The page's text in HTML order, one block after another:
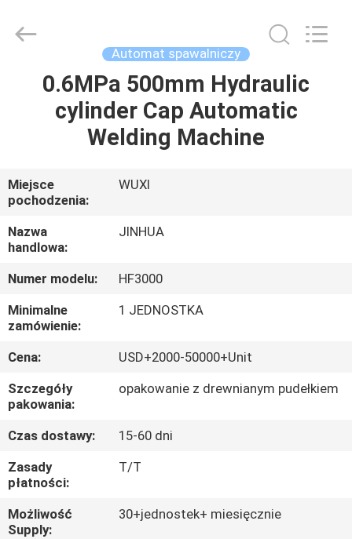
DOM
PRODUKTY
O
NAS
WYCIECZKA
PO
FABRYCE
KONTROLA
JAKOŚCI
SKONTAKTUJ
SIĘ
Z
NAMI
Copyright
(QINGDAO)
TECHNOLOGY
Automat spawalniczy
0.6MPa 500mm Hydraulic
cylinder Cap Automatic
Welding Machine
Miejsce
pochodzenia:
WUXI
Nazwa
handlowa:
JINHUA
Numer modelu:
HF3000
Minimalne
zamówienie:
1 JEDNOSTKA
Cena:
USD+2000-50000+Unit
Szczegóły
pakowania:
opakowanie z drewnianym pudełkiem
Czas dostawy:
15-60 dni
Zasady
płatności:
T/T
Możliwość
Supply:
30+jednostek+ miesięcznie